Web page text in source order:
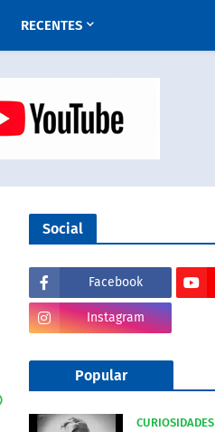
RECENTES
Social
Facebook
Instagram
Popular
CURIOSIDADES